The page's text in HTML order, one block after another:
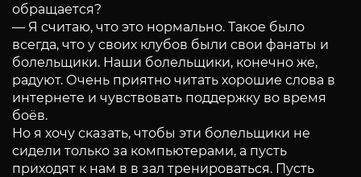
обращается?
— Я считаю, что это нормально. Такое было
всегда, что у своих клубов были свои фанаты и
болельщики. Наши болельщики, конечно же,
радуют. Очень приятно читать хорошие слова в
интернете и чувствовать поддержку во время
боёв.
Но я хочу сказать, чтобы эти болельщики не
сидели только за компьютерами, а пусть
приходят к нам в в зал тренироваться. Пусть